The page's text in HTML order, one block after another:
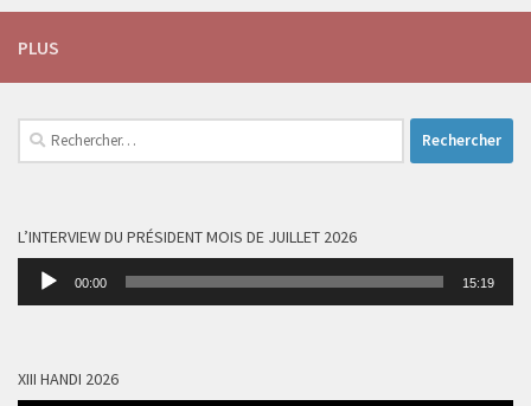
PLUS
Rechercher :
L’INTERVIEW DU PRÉSIDENT MOIS DE JUILLET 2026
Lecteur
00:00 15:19
XIII HANDI 2026